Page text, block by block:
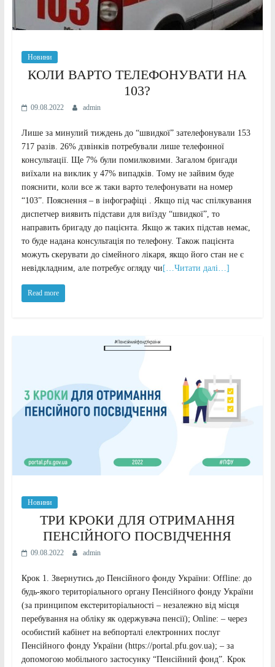
Новини
КОЛИ ВАРТО ТЕЛЕФОНУВАТИ НА
103?
09.08.2022 admin
Лише за минулий тиждень до “швидкої” зателефонували 153
717 разів. 26% дзвінків потребували лише телефонної
консультації. Ще 7% були помилковими. Загалом бригади
виїхали на виклик у 47% випадків. Тому не зайвим буде
пояснити, коли все ж таки варто телефонувати на номер
“103”. Пояснення – в інфографіці . Якщо під час спілкування
диспетчер виявить підстави для виїзду “швидкої”, то
направить бригаду до пацієнта. Якщо ж таких підстав немає,
то буде надана консультація по телефону. Також пацієнта
можуть скерувати до сімейного лікаря, якщо його стан не є
невідкладним, але потребує огляду чи[…Читати далі…]
Read more
Новини
ТРИ КРОКИ ДЛЯ ОТРИМАННЯ
ПЕНСІЙНОГО ПОСВІДЧЕННЯ
09.08.2022 admin
Крок 1. Звернутись до Пенсійного фонду України: Offline: до
будь-якого територіального органу Пенсійного фонду України
(за принципом екстериторіальності – незалежно від місця
перебування на обліку як одержувача пенсії); Online: – через
особистий кабінет на вебпорталі електронних послуг
Пенсійного фонду України (https://portal.pfu.gov.ua); – за
допомогою мобільного застосунку “Пенсійний фонд”. Крок